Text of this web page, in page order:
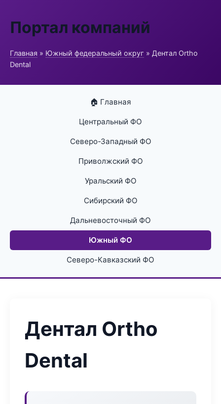
Портал компаний
Главная » Южный федеральный округ » Дентал Ortho
Dental
🏠 Главная
Центральный ФО
Северо-Западный ФО
Приволжский ФО
Уральский ФО
Сибирский ФО
Дальневосточный ФО
Южный ФО
Северо-Кавказский ФО
Дентал Ortho
Dental